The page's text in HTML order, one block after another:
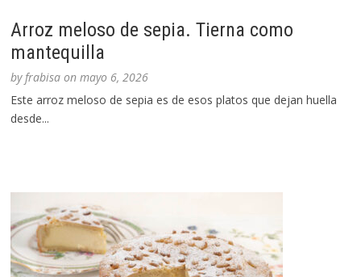
Arroz meloso de sepia. Tierna como
mantequilla
byfrabisa onmayo 6, 2026
Este arroz meloso de sepia es de esos platos que dejan huella
desde...